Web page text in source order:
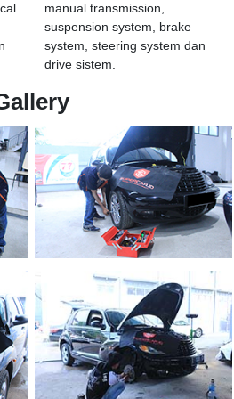
manual transmission,
suspension system, brake
system, steering system dan
drive sistem.